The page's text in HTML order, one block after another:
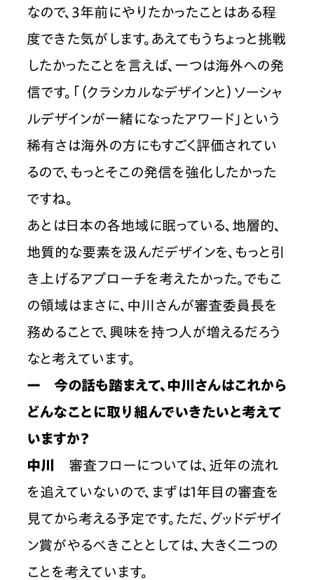
なので、3年前にやりたかったことはある程
度できた気がします。あえてもうちょっと挑戦
したかったことを言えば、一つは海外への発
信です。「（クラシカルなデザインと）ソーシャ
ルデザインが一緒になったアワード」という
稀有さは海外の方にもすごく評価されてい
るので、もっとそこの発信を強化したかった
ですね。
あとは日本の各地域に眠っている、地層的、
地質的な要素を汲んだデザインを、もっと引
き上げるアプローチを考えたかった。でもこ
の領域はまさに、中川さんが審査委員長を
務めることで、興味を持つ人が増えるだろう
なと考えています。
ー　今の話も踏まえて、中川さんはこれから
どんなことに取り組んでいきたいと考えて
いますか？
中川
審査フローについては、近年の流れ
を追えていないので、まずは1年目の審査を
見てから考える予定です。ただ、グッドデザイ
ン賞がやるべきこととしては、大きく二つの
ことを考えています。